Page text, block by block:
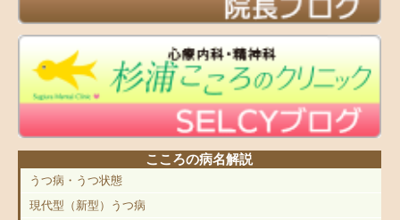
こころの病名解説
うつ病・うつ状態
現代型（新型）うつ病